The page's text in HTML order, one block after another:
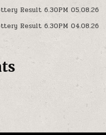
Result 6.30PM 05.08.26
Result 6.30PM 04.08.26